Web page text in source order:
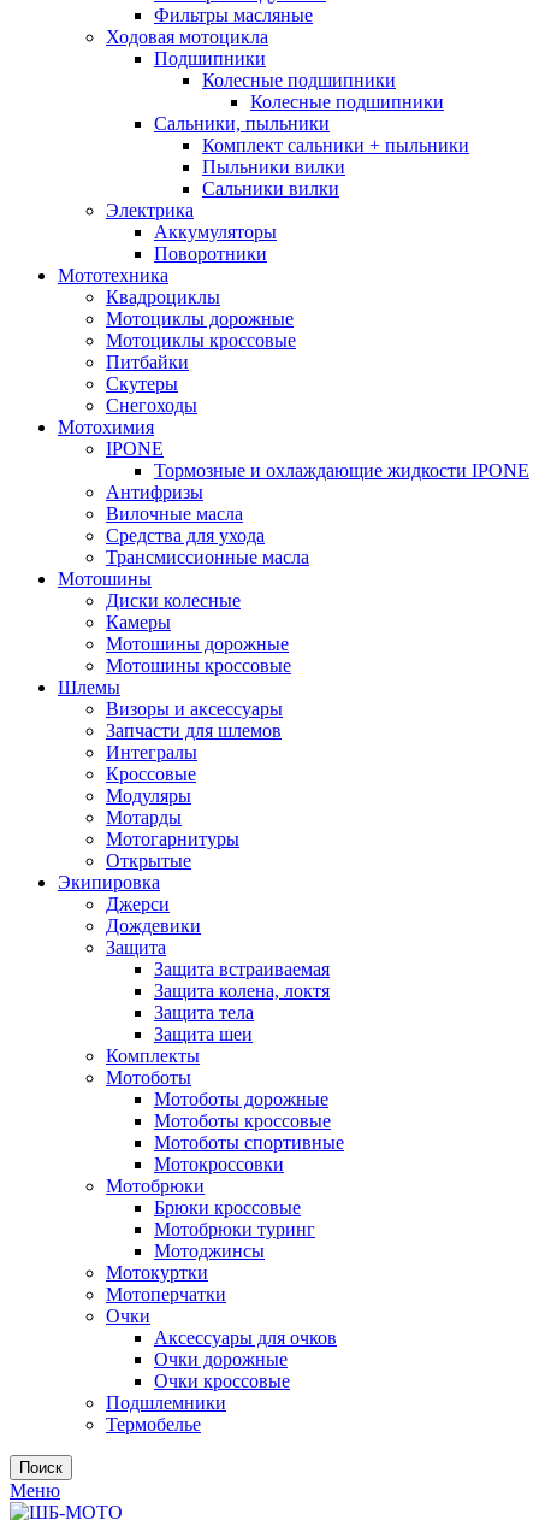
Фильтры масляные
Ходовая мотоцикла
Подшипники
Колесные подшипники
Колесные подшипники
Сальники, пыльники
Комплект сальники + пыльники
Пыльники вилки
Сальники вилки
Электрика
Аккумуляторы
Поворотники
Мототехника
Квадроциклы
Мотоциклы дорожные
Мотоциклы кроссовые
Питбайки
Скутеры
Снегоходы
Мотохимия
IPONE
Тормозные и охлаждающие жидкости IPONE
Антифризы
Вилочные масла
Средства для ухода
Трансмиссионные масла
Мотошины
Диски колесные
Камеры
Мотошины дорожные
Мотошины кроссовые
Шлемы
Визоры и аксессуары
Запчасти для шлемов
Интегралы
Кроссовые
Модуляры
Мотарды
Мотогарнитуры
Открытые
Экипировка
Джерси
Дождевики
Защита
Защита встраиваемая
Защита колена, локтя
Защита тела
Защита шеи
Комплекты
Мотоботы
Мотоботы дорожные
Мотоботы кроссовые
Мотоботы спортивные
Мотокроссовки
Мотобрюки
Брюки кроссовые
Мотобрюки туринг
Мотоджинсы
Мотокуртки
Мотоперчатки
Очки
Аксессуары для очков
Очки дорожные
Очки кроссовые
Подшлемники
Термобелье
Поиск
Меню